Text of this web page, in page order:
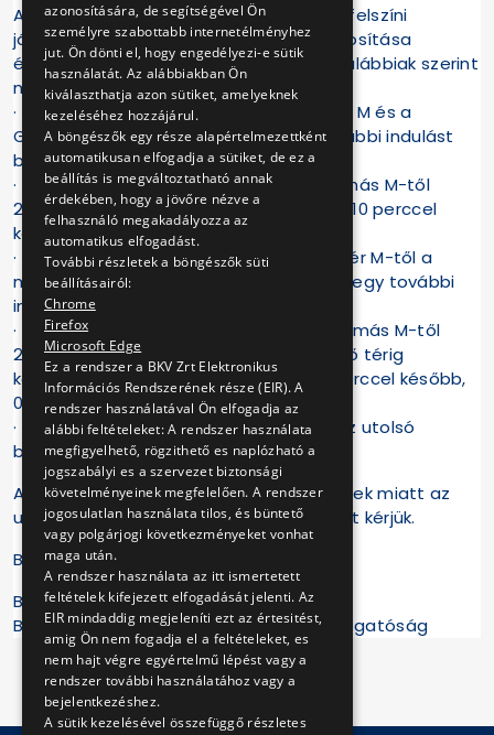
Az utolsó M4-es metróhoz kapcsolódó felszíni
járataink menetrendje az átszállás biztosítása
érdekében március 28-án és 29-én az alábbiak szerint
módosul:
· 8-as busz: Kelenföld vasútállomás M és a
Gazdagréti tér között 0:08-kor egy további indulást
biztosítunk,
· 40-es busz: A Kelenföld vasútállomás M-től
23:58-kor induló busz ezen a két napon 10 perccel
később, 0:08-kor indul,
· 240E busz: a Móricz Zsigmond körtér M-től a
menetrendben feltüntetetthez képest egy további
indulást biztosítunk, 23:54-kor,
· 250-es busz: a Kelenföld vasútállomás M-től
23:58-kor induló (és csak a Savoyai Jenő térig
közlekedő) busz ezen a két napon 10 perccel később,
0:08-kor indul,
· 272-es busz: a Móricz Zsigmond az utolsó
buszjárat 23:53 helyett 23:55-kor indul.
A metrópótlás okozta kényelmetlenségek miatt az
utazóközönség megértését és türelmét kérjük.
Budapest, 2015. március 24.
Budapesti Közlekedési Központ
BKV Zrt. / BKV Zrt. DBR Metró Projekt Igazgatóság
azonosítására, de segítségével Ön
személyre szabottabb internetélményhez
jut. Ön dönti el, hogy engedélyezi-e sütik
használatát. Az alábbiakban Ön
kiválaszthatja azon sütiket, amelyeknek
kezeléséhez hozzájárul.
A böngészők egy része alapértelmezettként
automatikusan elfogadja a sütiket, de ez a
beállítás is megváltoztatható annak
érdekében, hogy a jövőre nézve a
felhasználó megakadályozza az
automatikus elfogadást.
További részletek a böngészők süti
beállításairól:
Chrome
Firefox
Microsoft Edge
Ez a rendszer a BKV Zrt Elektronikus
Információs Rendszerének része (EIR). A
rendszer használatával Ön elfogadja az
alábbi feltételeket: A rendszer használata
megfigyelhető, rögzithető es naplózható a
jogszabályi es a szervezet biztonsági
követelményeinek megfelelően. A rendszer
jogosulatlan használata tilos, és büntető
vagy polgárjogi következményeket vonhat
maga után.
A rendszer használata az itt ismertetett
feltételek kifejezett elfogadását jelenti. Az
EIR mindaddig megjeleníti ezt az értesitést,
amig Ön nem fogadja el a feltételeket, es
nem hajt végre egyértelmű lépést vagy a
rendszer további használatához vagy a
bejelentkezéshez.
A sütik kezelésével összefüggő részletes